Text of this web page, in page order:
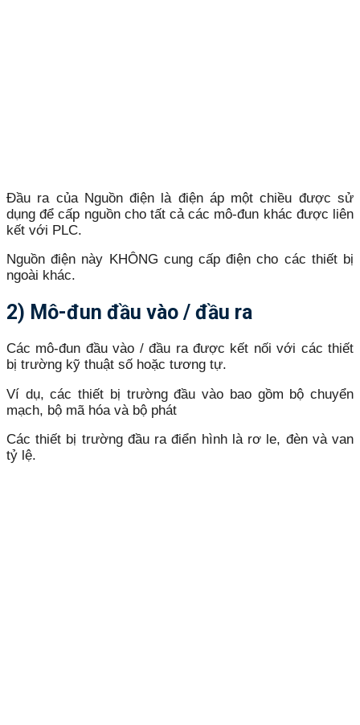
Đầu ra của Nguồn điện là điện áp một chiều được sử
dụng để cấp nguồn cho tất cả các mô-đun khác được liên
kết với PLC.
Nguồn điện này KHÔNG cung cấp điện cho các thiết bị
ngoài khác.
2) Mô-đun đầu vào / đầu ra
Các mô-đun đầu vào / đầu ra được kết nối với các thiết
bị trường kỹ thuật số hoặc tương tự.
Ví dụ, các thiết bị trường đầu vào bao gồm bộ chuyển
mạch, bộ mã hóa và bộ phát
Các thiết bị trường đầu ra điển hình là rơ le, đèn và van
tỷ lệ.